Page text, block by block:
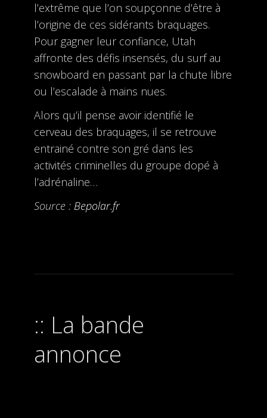
l’extrême que l’on soupçonne d’être à
l’origine de ces sidérants braquages.
Pour gagner leur confiance, Utah
affronte des défis insensés, du surf au
snowboard en passant par la chute libre
ou l’escalade à mains nues.
Alors qu’il pense avoir identifié le
cerveau des braquages, il se retrouve
entrainé contre son gré dans les
activités criminelles du groupe dopé à
l’adrénaline…
Source : Bepolar.fr
La bande
annonce